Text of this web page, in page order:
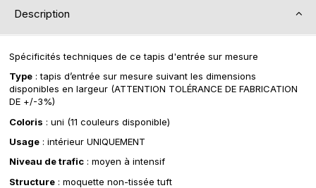
Description
Spécificités techniques de ce tapis d'entrée sur mesure
Type : tapis d’entrée sur mesure suivant les dimensions
disponibles en largeur (ATTENTION TOLÉRANCE DE FABRICATION
DE +/-3%)
Coloris : uni (11 couleurs disponible)
Usage : intérieur UNIQUEMENT
Niveau de trafic : moyen à intensif
Structure : moquette non-tissée tuft